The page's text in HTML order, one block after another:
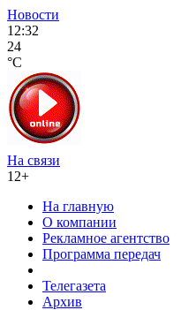
Новости
12:32
24
°C
На связи
12+
На главную
О компании
Рекламное агентство
Программа передач
Телегазета
Архив